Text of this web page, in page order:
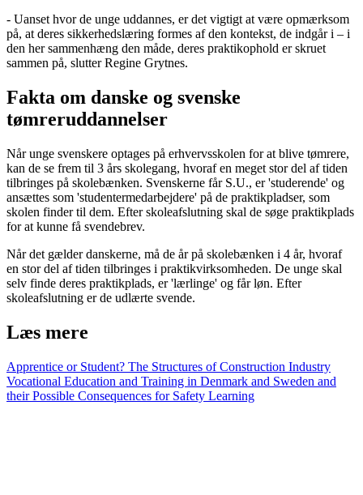
- Uanset hvor de unge uddannes, er det vigtigt at være opmærksom
på, at deres sikkerhedslæring formes af den kontekst, de indgår i – i
den her sammenhæng den måde, deres praktikophold er skruet
sammen på, slutter Regine Grytnes.
Fakta om danske og svenske
tømreruddannelser
Når unge svenskere optages på erhvervsskolen for at blive tømrere,
kan de se frem til 3 års skolegang, hvoraf en meget stor del af tiden
tilbringes på skolebænken. Svenskerne får S.U., er 'studerende' og
ansættes som 'studentermedarbejdere' på de praktikpladser, som
skolen finder til dem. Efter skoleafslutning skal de søge praktikplads
for at kunne få svendebrev.
Når det gælder danskerne, må de år på skolebænken i 4 år, hvoraf
en stor del af tiden tilbringes i praktikvirksomheden. De unge skal
selv finde deres praktikplads, er 'lærlinge' og får løn. Efter
skoleafslutning er de udlærte svende.
Læs mere
Apprentice or Student? The Structures of Construction Industry
Vocational Education and Training in Denmark and Sweden and
their Possible Consequences for Safety Learning